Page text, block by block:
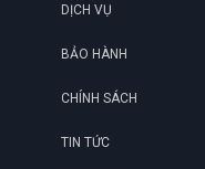
DỊCH VỤ
BẢO HÀNH
CHÍNH SÁCH
TIN TỨC